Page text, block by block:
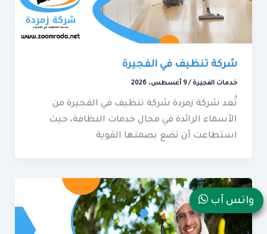
شركة تنظيف في الفجيرة
خدمات الفجيرة /9 أغسطس، 2026
تُعد شركة زمردة شركة تنظيف في الفجيرة من
الأسماء الرائدة في مجال خدمات النظافة، حيث
استطاعت أن تضع بصمتها القوية
واتس آب